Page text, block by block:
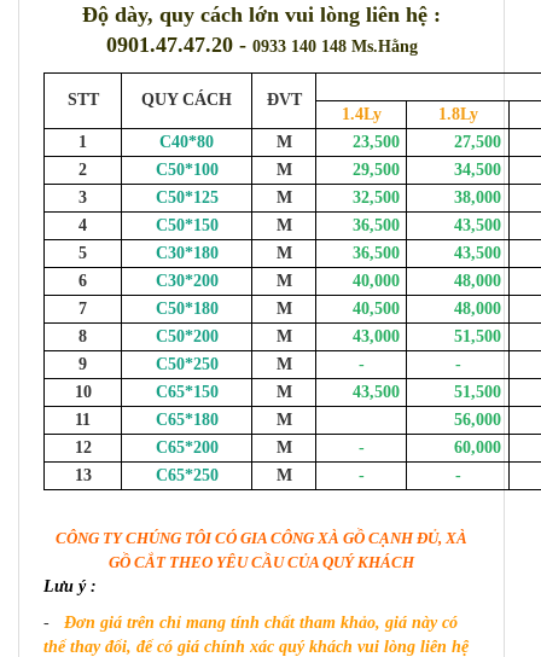
Độ dày, quy cách lớn vui lòng liên hệ :
0901.47.47.20 - 0933 140 148 Ms.Hằng
STT QUY CÁCH
ĐVT
1.4Ly
1.8Ly
1
C40*80 M 23,500 27,500
2
C50*100 M 29,500 34,500
3
C50*125 M 32,500 38,000
4
C50*150 M 36,500 43,500
5
C30*180 M 36,500 43,500
6
C30*200 M 40,000 48,000
7
C50*180 M 40,500 48,000
8
C50*200 M 43,000 51,500
9
C50*250 M - -
10
C65*150 M 43,500 51,500
11
C65*180 M 56,000
12
C65*200 M - 60,000
13
C65*250 M - -
CÔNG TY CHÚNG TÔI CÓ GIA CÔNG XÀ GỒ CẠNH ĐỦ, XÀ
GỒ CẮT THEO YÊU CẦU CỦA QUÝ KHÁCH
Lưu ý :
- Đơn giá trên chỉ mang tính chất tham khảo, giá này có
thể thay đổi, để có giá chính xác quý khách vui lòng liên hệ